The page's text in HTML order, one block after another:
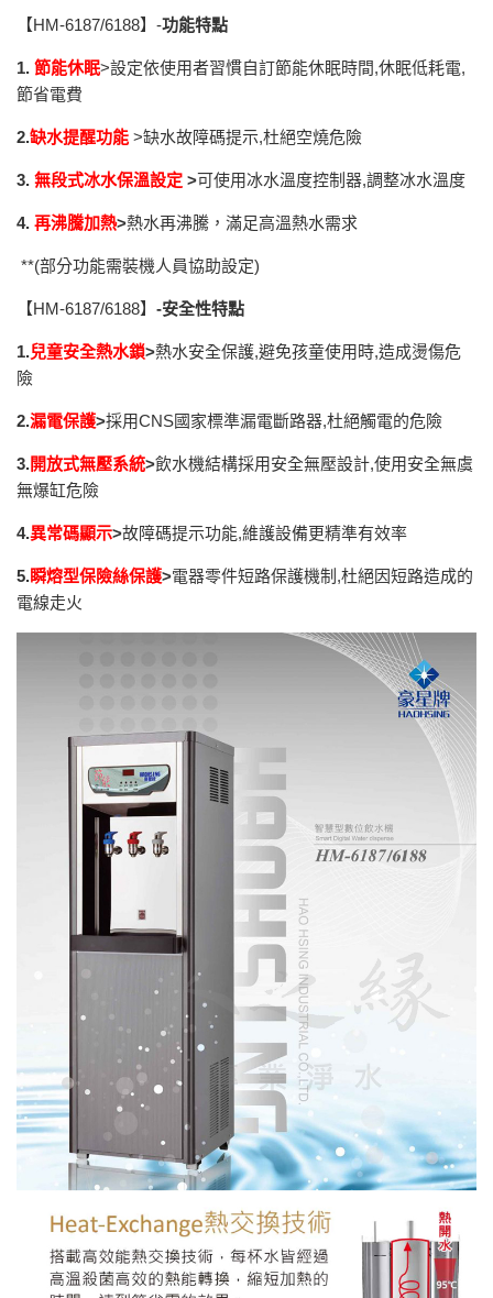
【HM-6187/6188】-功能特點
1. 節能休眠>設定依使用者習慣自訂節能休眠時間,休眠低耗電,
節省電費
2.缺水提醒功能 >缺水故障碼提示,杜絕空燒危險
3. 無段式冰水保溫設定 >可使用冰水溫度控制器,調整冰水溫度
4. 再沸騰加熱>熱水再沸騰，滿足高溫熱水需求
**(部分功能需裝機人員協助設定)
【HM-6187/6188】 -安全性特點
1.兒童安全熱水鎖>熱水安全保護,避免孩童使用時,造成燙傷危
險
2.漏電保護>採用CNS國家標準漏電斷路器,杜絕觸電的危險
3.開放式無壓系統>飲水機結構採用安全無壓設計,使用安全無虞
無爆缸危險
4.異常碼顯示>故障碼提示功能,維護設備更精準有效率
5.瞬熔型保險絲保護>電器零件短路保護機制,杜絕因短路造成的
電線走火